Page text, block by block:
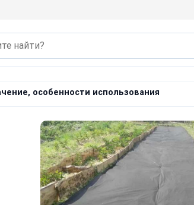
особенности использования